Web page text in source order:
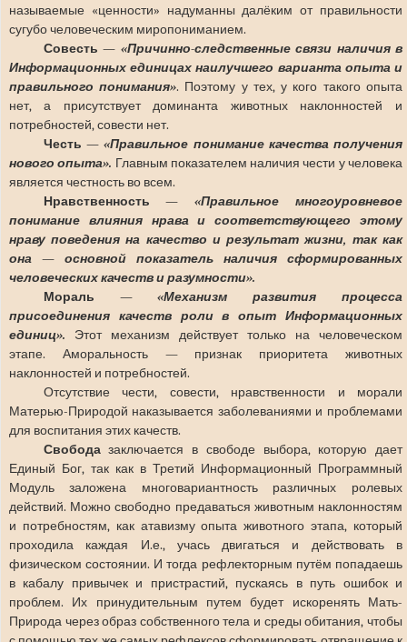
называемые «ценности» надуманны далёким от правильности
сугубо человеческим миропониманием.
Совесть — «Причинно-следственные связи наличия в
Информационных единицах наилучшего варианта опыта и
правильного понимания». Поэтому у тех, у кого такого опыта
нет, а присутствует доминанта животных наклонностей и
потребностей, совести нет.
Честь —«Правильное понимание качества получения
нового опыта». Главным показателем наличия чести у человека
является честность во всем.
Нравственность —«Правильное многоуровневое
понимание влияния нрава и соответствующего этому
нраву поведения на качество и результат жизни, так как
она — основной показатель наличия сформированных
человеческих качеств и разумности».
Мораль —«Механизм развития процесса
присоединения качеств роли в опыт Информационных
единиц». Этот механизм действует только на человеческом
этапе. Аморальность — признак приоритета животных
наклонностей и потребностей.
Отсутствие чести, совести, нравственности и морали
Матерью-Природой наказывается заболеваниями и проблемами
для воспитания этих качеств.
Свободазаключается в свободе выбора, которую дает
Единый Бог, так как в Третий Информационный Программный
Модуль заложена многовариантность различных ролевых
действий. Можно свободно предаваться животным наклонностям
и потребностям, как атавизму опыта животного этапа, который
проходила каждая И.е., учась двигаться и действовать в
физическом состоянии. И тогда рефлекторным путём попадаешь
в кабалу привычек и пристрастий, пускаясь в путь ошибок и
проблем. Их принудительным путем будет искоренять Мать-
Природа через образ собственного тела и среды обитания, чтобы